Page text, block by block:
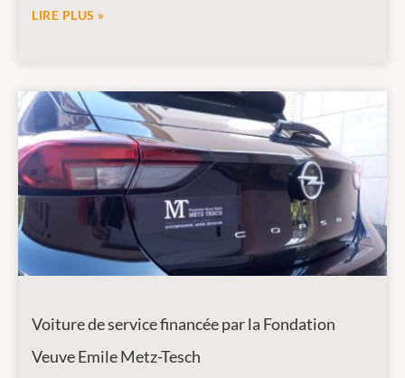
LIRE PLUS »
Voiture de service financée par la Fondation
Veuve Emile Metz-Tesch